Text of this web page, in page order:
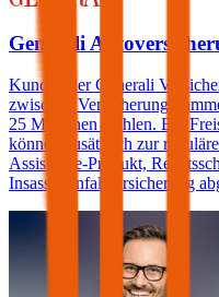
Generali
Kunden der Generali
zwischen
25 Millionen wählen. Ein
können zusätzlich zur
Assistance-Produkt,
Insassenunfallversicherung